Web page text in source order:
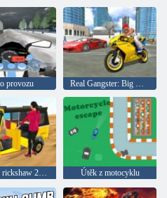
provozu Real Gangster: Big City Simulator
Tuk auto rickshaw 2020 Útěk z motocyklu